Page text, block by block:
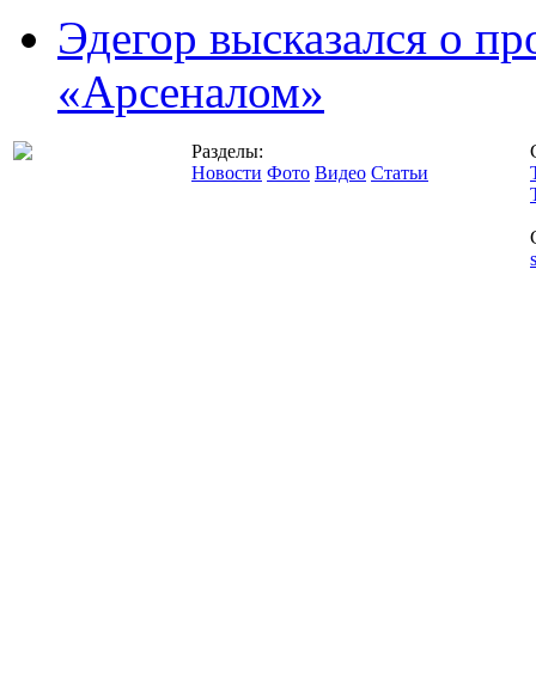
Эдегор высказался о
«Арсеналом»
Разделы:
Новости Фото Видео Статьи